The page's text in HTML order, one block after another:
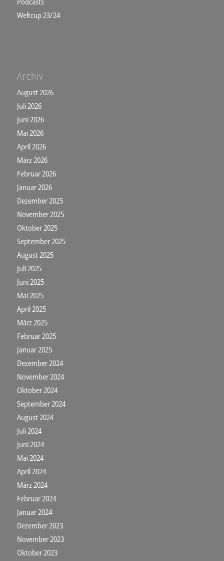
Weltcup 23/24
Archiv
August 2026
Juli 2026
Juni 2026
Mai 2026
April 2026
März 2026
Februar 2026
Januar 2026
Dezember 2025
November 2025
Oktober 2025
September 2025
August 2025
Juli 2025
Juni 2025
Mai 2025
April 2025
März 2025
Februar 2025
Januar 2025
Dezember 2024
November 2024
Oktober 2024
September 2024
August 2024
Juli 2024
Juni 2024
Mai 2024
April 2024
März 2024
Februar 2024
Januar 2024
Dezember 2023
November 2023
Oktober 2023